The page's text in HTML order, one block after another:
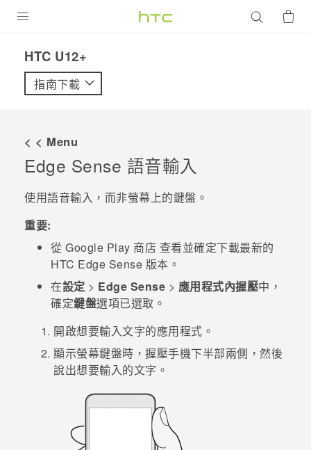
VIVE
優惠專區
焦點訊息
校園專案
企業採購
銷售門市
VIVELAND
HTC U12+‎
指南下載
< < Menu
Edge Sense 語音輸入
使用語音輸入，而非螢幕上的鍵盤。
重要:
從 Google Play 商店 查看並確定下載最新的
HTC Edge Sense 版本。
在設定 > Edge Sense > 應用程式內握壓中，
確定鍵盤選項已選取。
開啟想要輸入文字的應用程式。
顯示螢幕鍵盤時，握壓手機下半部兩側，然後
說出想要輸入的文字。